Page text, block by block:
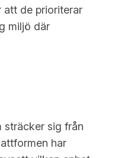
att de prioriterar
miljö där
sträcker sig från
har